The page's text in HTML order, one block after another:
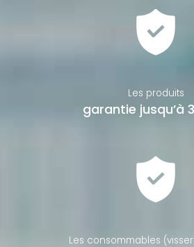
Les produits
garantie jusqu’à
Les consommables